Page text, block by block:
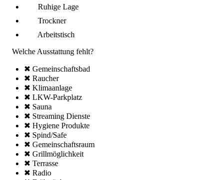
Ruhige Lage
Trockner
Arbeitstisch
Welche Ausstattung fehlt?
✖ Gemeinschafts­bad
✖ Raucher
✖ Klima­anlage
✖ LKW-Parkplatz
✖ Sauna
✖ Streaming Dienste
✖ Hygiene Produkte
✖ Spind/Safe
✖ Gemeinschafts­raum
✖ Grillmöglich­keit
✖ Terrasse
✖ Radio